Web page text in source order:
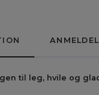
til leg, hvile og